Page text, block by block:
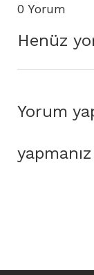
0 Yorum
Henüz
Yorum